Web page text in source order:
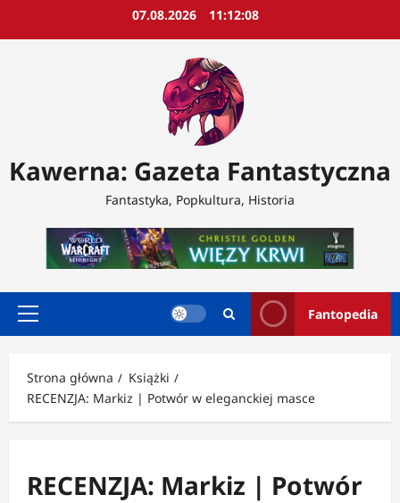
07.08.2026 11:12:11
Kawerna: Gazeta Fantastyczna
Fantastyka, Popkultura, Historia
Menu
Fantopedia
Strona główna
Książki
RECENZJA: Markiz | Potwór w eleganckiej masce
RECENZJA: Markiz | Potwór